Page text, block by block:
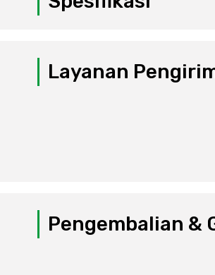
Layanan
Pengembalian &